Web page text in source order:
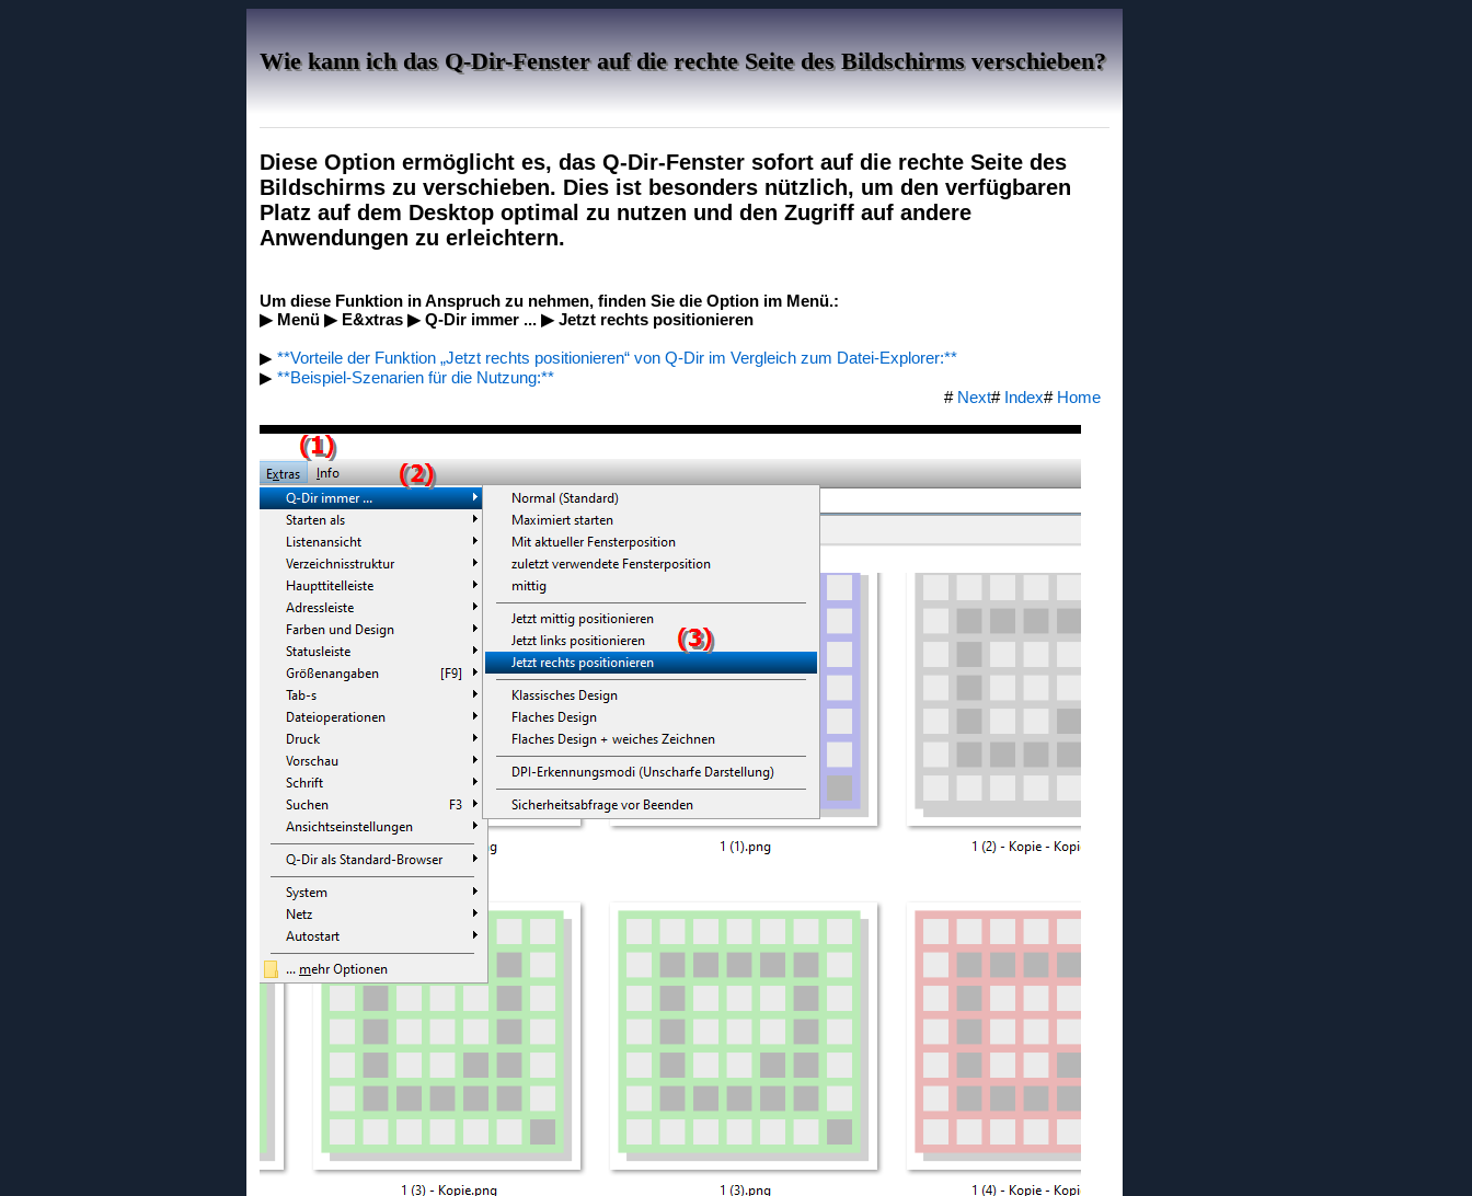
Wie kann ich das Q-Dir-Fenster auf die rechte Seite des Bildschirms verschieben?
Diese Option ermöglicht es, das Q-Dir-Fenster sofort auf die rechte Seite des
Bildschirms zu verschieben. Dies ist besonders nützlich, um den verfügbaren
Platz auf dem Desktop optimal zu nutzen und den Zugriff auf andere
Anwendungen zu erleichtern.
Um diese Funktion in Anspruch zu nehmen, finden Sie die Option im Menü.:
▶ Menü ▶ E&xtras ▶ Q-Dir immer ... ▶ Jetzt rechts positionieren
▶ **Vorteile der Funktion „Jetzt rechts positionieren“ von Q-Dir im Vergleich zum Datei-Explorer:**
▶ **Beispiel-Szenarien für die Nutzung:**
# Next# Index# Home